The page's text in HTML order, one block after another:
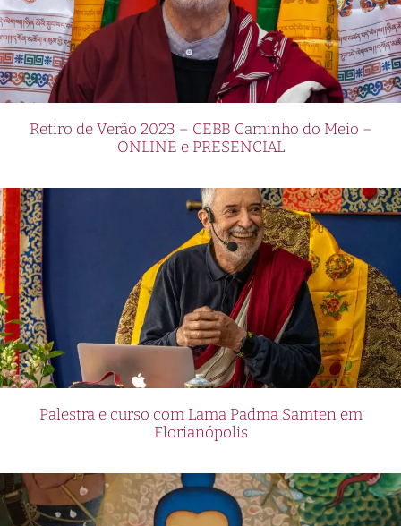
Retiro de Verão 2023 – CEBB Caminho do Meio –
ONLINE e PRESENCIAL
Palestra e curso com Lama Padma Samten em
Florianópolis